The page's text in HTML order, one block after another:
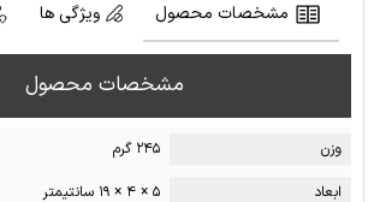
مشخصات محصول ویژگی ها
مشخصات محصول
وزن
۲۴۵ گرم
ابعاد
۵ × ۴ × ۱۹ سانتیمتر